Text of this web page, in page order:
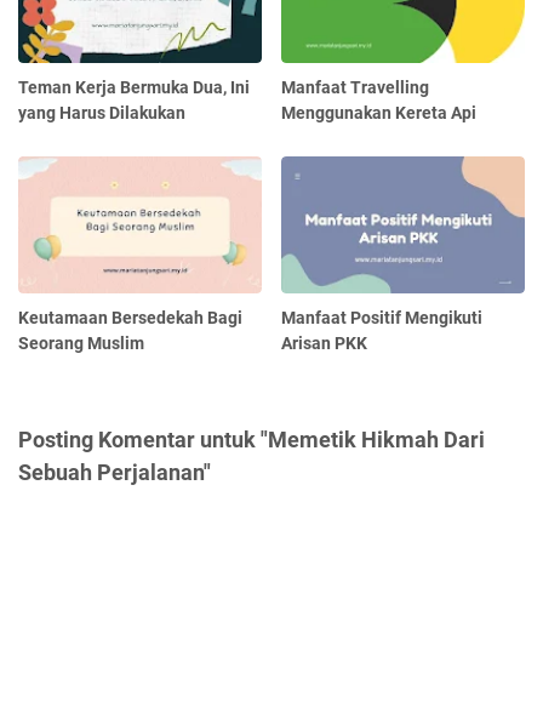
Teman Kerja Bermuka Dua, Ini
yang Harus Dilakukan
Manfaat Travelling
Menggunakan Kereta Api
Keutamaan Bersedekah Bagi
Seorang Muslim
Manfaat Positif Mengikuti
Arisan PKK
Posting Komentar untuk "Memetik Hikmah Dari
Sebuah Perjalanan"